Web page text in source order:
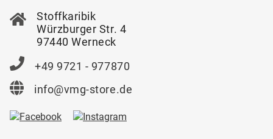
Stoffkaribik
Würzburger Str. 4
97440 Werneck
+49 9721 - 977870
info@vmg-store.de